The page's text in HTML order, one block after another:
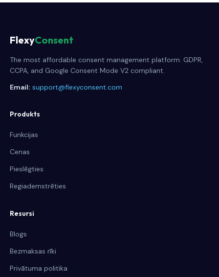
FlexyConsent
The most affordable consent management platform. GDPR,
CCPA, and Google Consent Mode V2 compliant.
Email: support@flexyconsent.com
Produkts
Funkcijas
Cenas
Pieslēgties
Regiademstrēties
Resursi
Blogs
Bezmaksas rīki
Privātuma politika